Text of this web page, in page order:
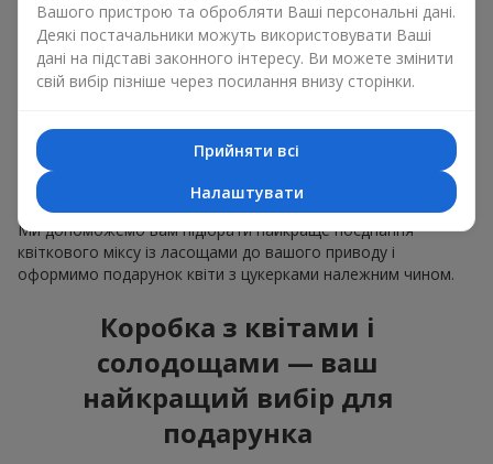
до корпоративного заходу посуватиме подарунок
преміум, тут коробка з квітами і солодощами
доповнюється вишуканими калами, герберамиабо
орхідеямиі елітними солодощами;
ніжні букети зеустоми,тюльпанівабоальстромерій
добре поєднуються з цукерками merci, підтримуючи
народженням дитиниабо день Всіх закоханих.
Ми допоможемо вам підібрати найкраще поєднання
квіткового міксу із ласощами до вашого приводу і
оформимо подарунок квіти з цукерками належним чином.
Коробка з квітами і
солодощами — ваш
найкращий вибір для
подарунка
Вашого пристрою та обробляти Ваші персональні дані.
Деякі постачальники можуть використовувати Ваші
дані на підставі законного інтересу. Ви можете змінити
свій вибір пізніше через посилання внизу сторінки.
Прийняти всі
Налаштувати